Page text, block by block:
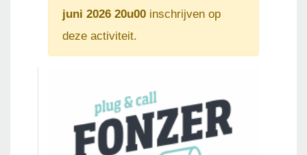
juni 2026 20u00 inschrijven op
deze activiteit.